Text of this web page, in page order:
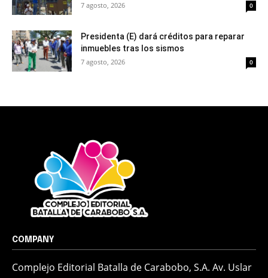
7 agosto, 2026 0
Presidenta (E) dará créditos para reparar
inmuebles tras los sismos
7 agosto, 2026 0
COMPANY
Complejo Editorial Batalla de Carabobo, S.A. Av. Uslar